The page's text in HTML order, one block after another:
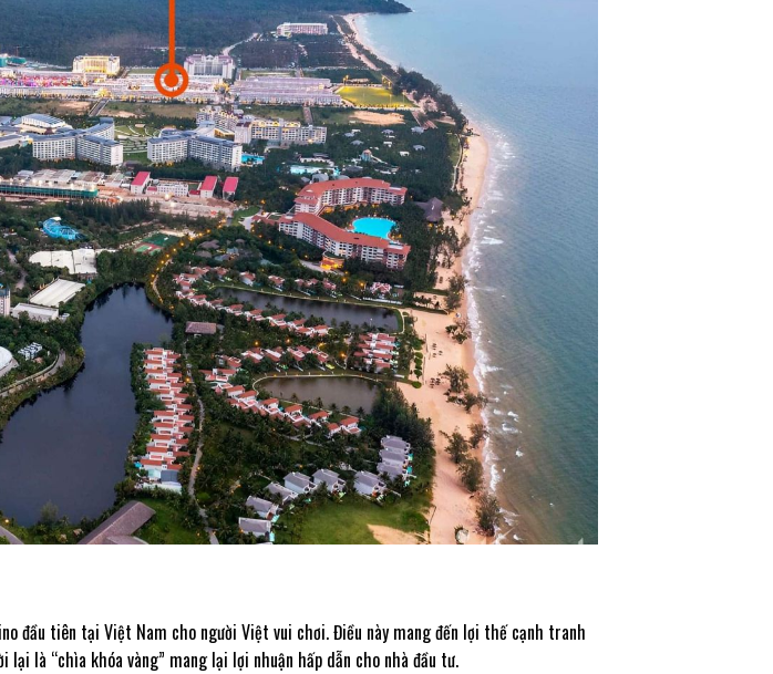
đầu tiên tại Việt Nam cho người Việt vui chơi. Điều này mang đến lợi thế cạnh tranh
là “chìa khóa vàng” mang lại lợi nhuận hấp dẫn cho nhà đầu tư.